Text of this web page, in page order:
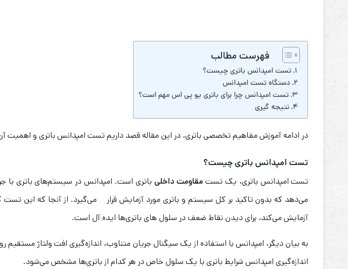
فهرست مطالب
تست امپدانس باتری چیست؟
دستگاه تست امپدانس
تست امپدانس چرا برای باتری یو پی اس مهم است؟
نتیجه گیری
در ادامه آموزش مفاهیم تخصصی باتری، در این مقاله قصد داریم تست امپدانس باتری و اهمیت آن
تست امپدانس باتری چیست؟
تست امپدانس باتری، یک تستمقاومت داخلی باتری است. امپدانس در سیستم‌های باتری با
می‌دهد که بدون تاکید بر کل سیستم و باتری مورد آزمایش قرار می‌گیرد. از آنجا که این
آزمایش می­‌کند، برای دیدن نقاط ضعف در سلول های باتری‌ها ایده آل است.
به بیان دیگر، امپدانس با استفاده از یک سیگنال جریان متناوب، اندازه‌گیری افت ولتاژ مستقیم
اندازه‌گیری امپدانس شرایط باتری با یک سلول خاص در هر کدام از باتری‌ها مشخص می‌شود.